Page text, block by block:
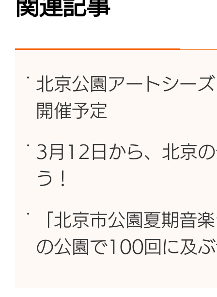
関連記事
北京公園アートシー
開催予定
3月12日から、北京
う！
「北京市公園夏期
の公園で100回に及